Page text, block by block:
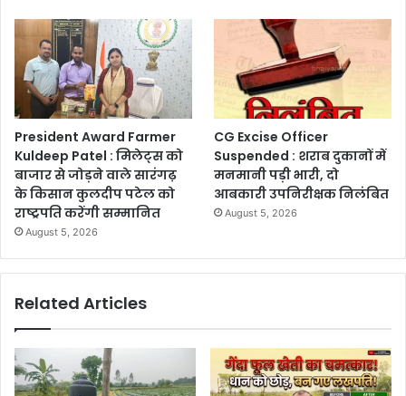
President Award Farmer
Kuldeep Patel : मिलेट्स को
बाजार से जोड़ने वाले सारंगढ़
के किसान कुलदीप पटेल को
राष्ट्रपति करेंगी सम्मानित
August 5, 2026
CG Excise Officer
Suspended : शराब दुकानों में
मनमानी पड़ी भारी, दो
आबकारी उपनिरीक्षक निलंबित
August 5, 2026
Related Articles